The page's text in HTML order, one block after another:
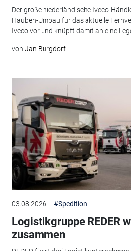
Der große niederländische Iveco-
Hauben-Umbau für das aktuelle
Iveco vor und knüpft damit an eine
von Jan Burgdorf
03.08.2026 #Spedition
Logistikgruppe REDER
zusammen